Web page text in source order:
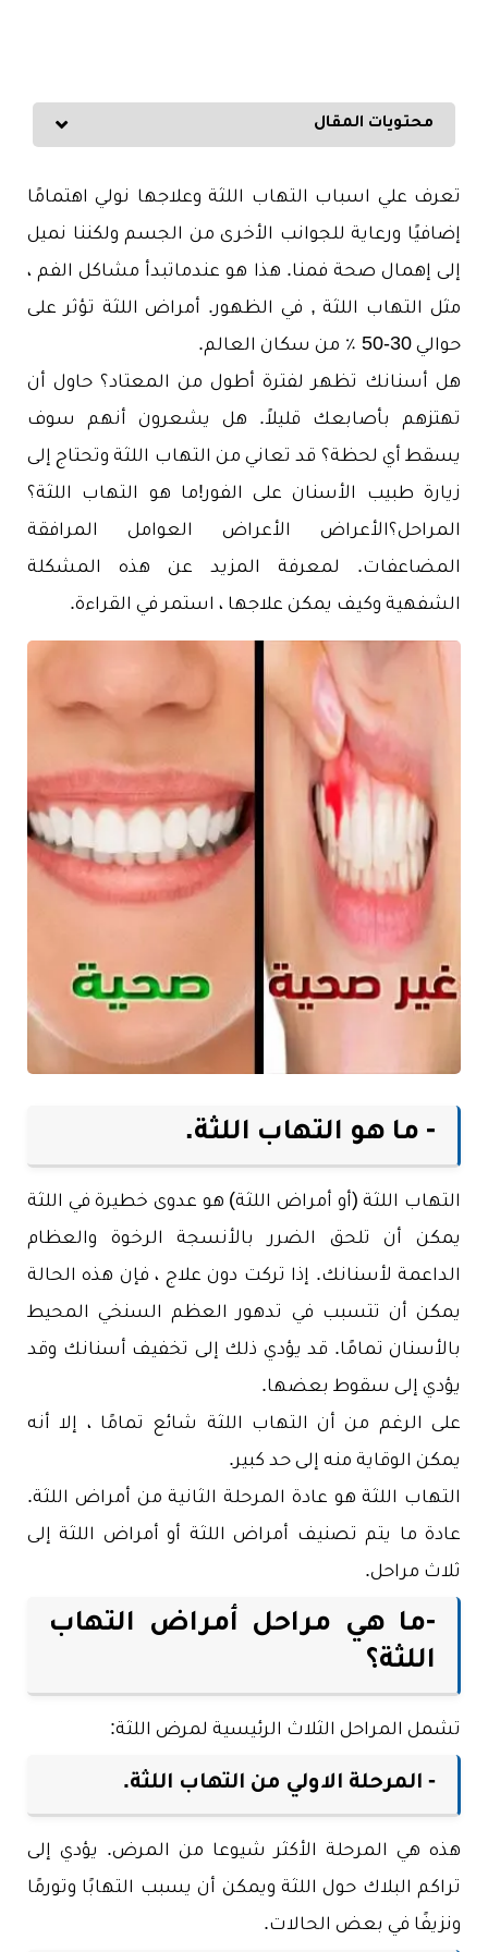
محتويات المقال
تعرف علي اسباب التهاب اللثة وعلاجها نولي اهتمامًا
إضافيًا ورعاية للجوانب الأخرىمن الجسم ولكننا نميل
إلى إهمال صحة فمنا. هذا هو عندماتبدأ مشاكل الفم ،
مثل التهاب اللثة , في الظهور. أمراض اللثة تؤثر على
حوالي 30-50 ٪ من سكان العالم.
هل أسنانك تظهر لفترة أطول من المعتاد؟ حاول أن
تهتزهم بأصابعك قليلاً. هل يشعرون أنهم سوف
يسقط أي لحظة؟ قد تعاني من التهاب اللثة وتحتاج إلى
زيارة طبيب الأسنان على الفور!ما هو التهاب اللثة؟
المراحل؟الأعراض الأعراض العوامل المرافقة
المضاعفات. لمعرفة المزيد عن هذه المشكلة
الشفهية وكيف يمكن علاجها ، استمر في القراءة.
- ما هو التهاب اللثة.
التهاب اللثة (أو أمراض اللثة) هو عدوى خطيرة في اللثة
يمكن أن تلحق الضرر بالأنسجة الرخوة والعظام
الداعمة لأسنانك. إذا تركت دون علاج ، فإن هذه الحالة
يمكن أن تتسبب في تدهور العظم السنخي المحيط
بالأسنان تمامًا. قد يؤدي ذلك إلى تخفيف أسنانك وقد
يؤدي إلى سقوط بعضها.
على الرغم من أن التهاب اللثة شائع تمامًا ، إلا أنه
يمكن الوقاية منه إلى حد كبير.
التهاب اللثة هو عادة المرحلة الثانية من أمراض اللثة.
عادة ما يتم تصنيف أمراض اللثة أو أمراض اللثة إلى
ثلاث مراحل.
-ما هي مراحل أمراض التهاب
اللثة؟
تشمل المراحل الثلاث الرئيسية لمرض اللثة:
- المرحلة الاولي من التهاب اللثة.
هذه هي المرحلة الأكثر شيوعا من المرض. يؤدي إلى
تراكم البلاك حول اللثة ويمكن أن يسبب التهابًا وتورمًا
ونزيفًا في بعض الحالات.